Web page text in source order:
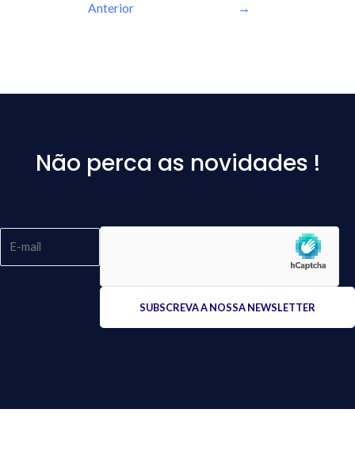
Anterior
→
Não perca as novidades !